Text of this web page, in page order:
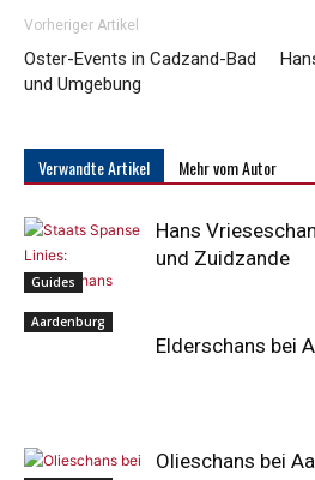
Vorheriger Artikel
Oster-Events in Cadzand-Bad
und Umgebung
Verwandte Artikel Mehr vom Autor
Guides
Hans
und Zuidzande
Aardenburg
Elderschans bei
Olieschans bei